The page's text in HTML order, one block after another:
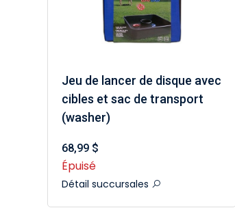
Jeu de lancer de disque avec
cibles et sac de transport
(washer)
68,99 $
Épuisé
Détail succursales